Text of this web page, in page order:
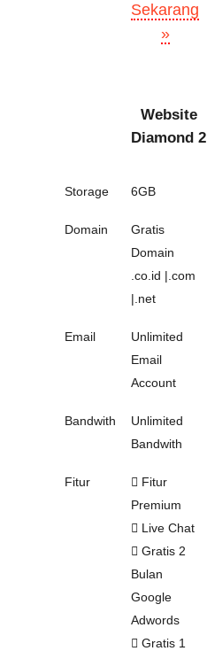
Sekarang
»
Website
Diamond 2
Storage 6GB
Domain
Gratis
Domain
.co.id |.com
|.net
Email
Unlimited
Email
Account
Bandwith
Unlimited
Bandwith
Fitur
Fitur
Premium
Live Chat
Gratis 2
Bulan
Google
Adwords
Gratis 1